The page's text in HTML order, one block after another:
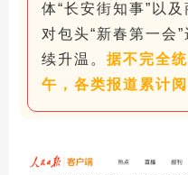
体“长安街知事”以
对包头“新春第一会
续升温。 据不完全
午，各类报道累计